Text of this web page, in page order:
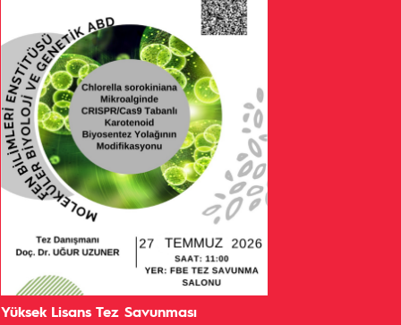
Yüksek Lisans Tez Savunması